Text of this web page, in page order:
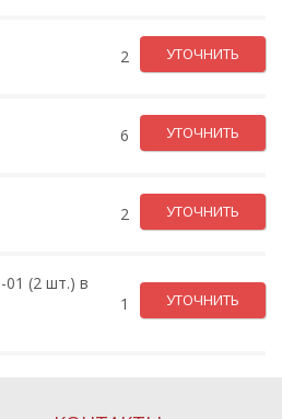
2 УТОЧНИТЬ
6 УТОЧНИТЬ
2 УТОЧНИТЬ
01 (2 шт.) в
1 УТОЧНИТЬ